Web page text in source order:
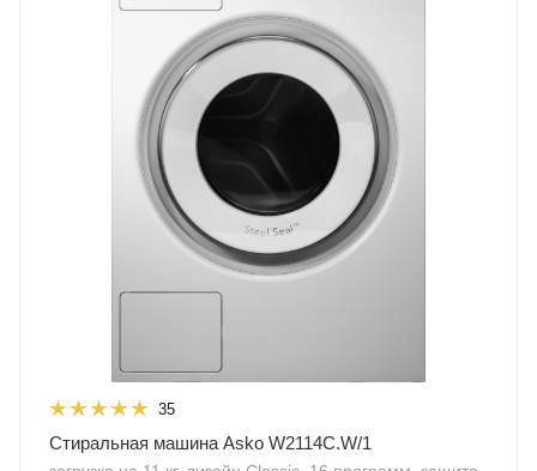
35
Стиральная машина Asko W2114C.W/1